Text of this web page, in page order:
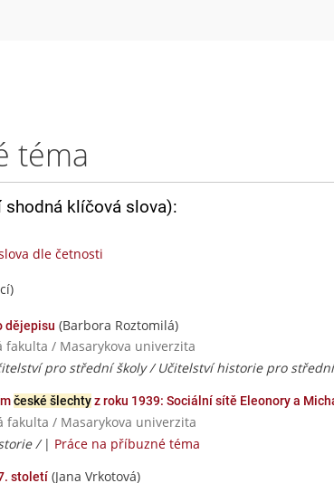
téma
klíčová slova):
dle četnosti
dějepisu (Barbora Roztomilá)
fakulta / Masarykova univerzita
pro střední školy / Učitelství historie pro
české šlechtyz roku 1939: Sociální sítě Eleonory a
fakulta / Masarykova univerzita
/ | Práce na příbuzné téma
století (Jana Vrkotová)